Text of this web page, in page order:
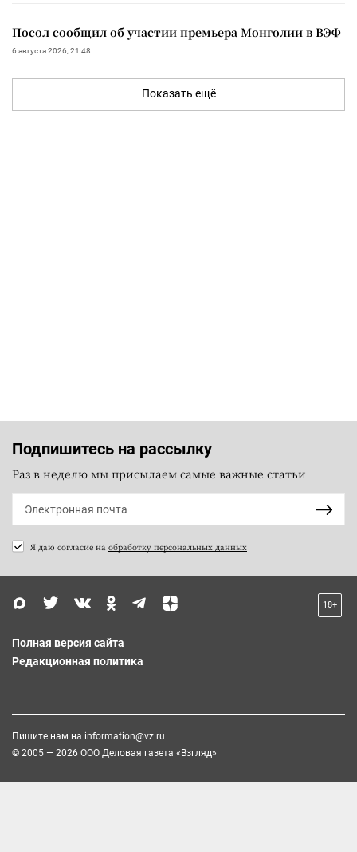
Посол сообщил об участии премьера Монголии в ВЭФ
6 августа 2026, 21:48
Показать ещё
Подпишитесь на рассылку
Раз в неделю мы присылаем самые важные статьи
Я даю согласие на обработку персональных данных
18+
Полная версия сайта
Редакционная политика
Пишите нам на information@vz.ru
© 2005 — 2026 ООО Деловая газета «Взгляд»